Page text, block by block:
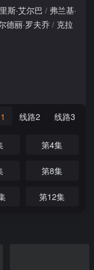
斯·艾尔巴 / 弗兰基·
德丽·罗夫乔/ 克拉
线路2 线路3
第4集
第8集
第12集